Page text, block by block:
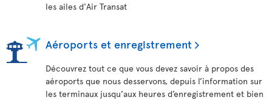
les ailes d'Air Transat
Aéroports et enregistrement
Découvrez tout ce que vous devez savoir à propos des
aéroports que nous desservons, depuis l’information sur
les terminaux jusqu’aux heures d’enregistrement et bien